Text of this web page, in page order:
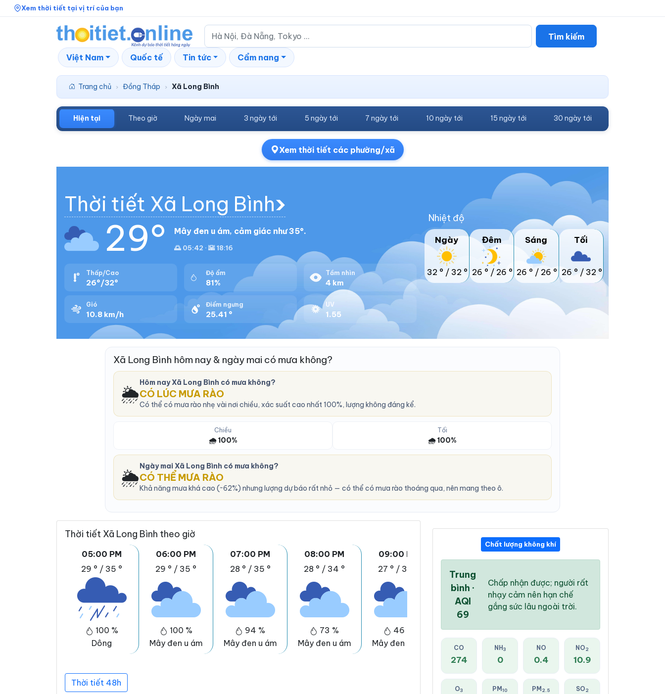
Xem thời tiết tại vị trí của bạn
Tìm kiếm
Việt Nam Quốc tế Tin tức Cẩm nang
Trang chủ › Đồng Tháp › Xã Long Bình
Hiện tại Theo giờ Ngày mai 3 ngày tới 5 ngày tới 7 ngày tới 10 ngày tới 15 ngày tới 30 ngày tới
Xem thời tiết các phường/xã
Thời tiết Xã Long Bình
29° Mây đen u ám, cảm giác như 35°.
🌅 05:42 · 🌇 18:16
Thấp/Cao
26°/32°
Độ ẩm
81%
Tầm nhìn
4 km
Gió
10.8 km/h
Điểm ngưng
25.41 °
UV
1.55
Nhiệt độ
Ngày
32 ° / 32 °
Đêm
26 ° / 26 °
Sáng
26 ° / 26 °
Tối
26 ° / 32 °
Xã Long Bình hôm nay & ngày mai có mưa không?
🌦️
Hôm nay Xã Long Bình có mưa không?
CÓ LÚC MƯA RÀO
Có thể có mưa rào nhẹ vài nơi chiều, xác suất cao nhất 100%, lượng không đáng kể.
Chiều
🌧️ 100%
Tối
🌧️ 100%
🌦️
Ngày mai Xã Long Bình có mưa không?
CÓ THỂ MƯA RÀO
Khả năng mưa khá cao (~62%) nhưng lượng dự báo rất nhỏ — có thể có mưa rào thoáng qua, nên mang theo ô.
Thời tiết Xã Long Bình theo giờ
05:00 PM
29 ° / 35 °
100 %
Dông
06:00 PM
29 ° / 35 °
100 %
Mây đen u ám
07:00 PM
28 ° / 35 °
94 %
Mây đen u ám
08:00 PM
28 ° / 34 °
73 %
Mây đen u ám
09:00 PM
27 ° / 34 °
46 %
Mây đen u ám
10:00 PM
27 °
26 %
Mây đen u ám
11:00 PM
21 %
Mây đen u ám
Thời tiết 48h
Chất lượng không khí
Trung
bình ·
AQI
69
Chấp nhận được; người rất
nhạy cảm nên hạn chế
gắng sức lâu ngoài trời.
CO
274
NH 3
0
NO
0.4
NO2
10.9
O3 PM 10 PM 2.5 SO2